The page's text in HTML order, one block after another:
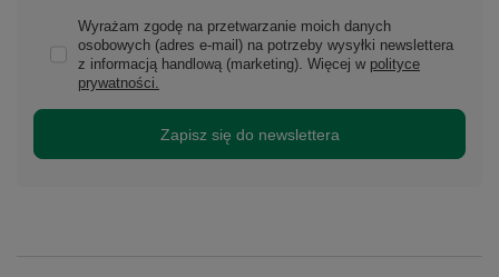
Wyrażam zgodę na przetwarzanie moich danych
osobowych (adres e-mail) na potrzeby wysyłki newslettera
z informacją handlową (marketing). Więcej w polityce
prywatności.
Zapisz się do newslettera